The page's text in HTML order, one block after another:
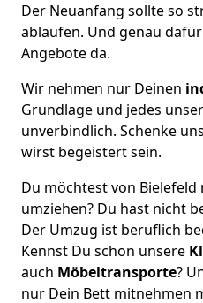
Der Neuanfang sollte so
ablaufen. Und genau
Angebote da.
Wir nehmen nur Deinen
Grundlage und jedes
unverbindlich. Schenke
wirst begeistert sein.
Du möchtest von Bielefeld
umziehen? Du hast nicht
Der Umzug ist beruflich
Kennst Du schon unsere
auch Möbeltransporte?
nur Dein Bett mitnehmen